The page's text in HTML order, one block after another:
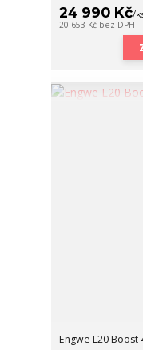
24 990 Kč/
20 653 Kč bez DPH
Engwe L20 Boost